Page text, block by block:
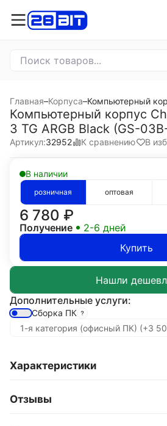
Главная–Корпуса–Компьютерный
Компьютерный корпус
3 TG ARGB Black (GS-
Артикул:32952 К сравнению В
В наличии
розничная оптовая
6 780 ₽
Получение
2-6 дней
Купить
Дополнительные услуги:
Сборка ПК
Характеристики
Отзывы